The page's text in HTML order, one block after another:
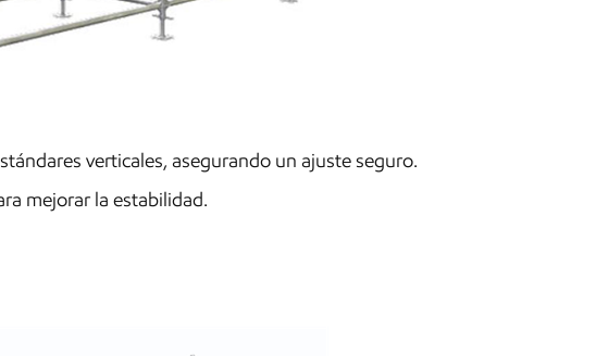
verticales, asegurando un ajuste seguro.
mejorar la estabilidad.